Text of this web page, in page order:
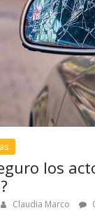
los
Claudia Marco